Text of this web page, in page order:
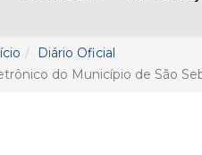
Diário Oficial
do Município de São